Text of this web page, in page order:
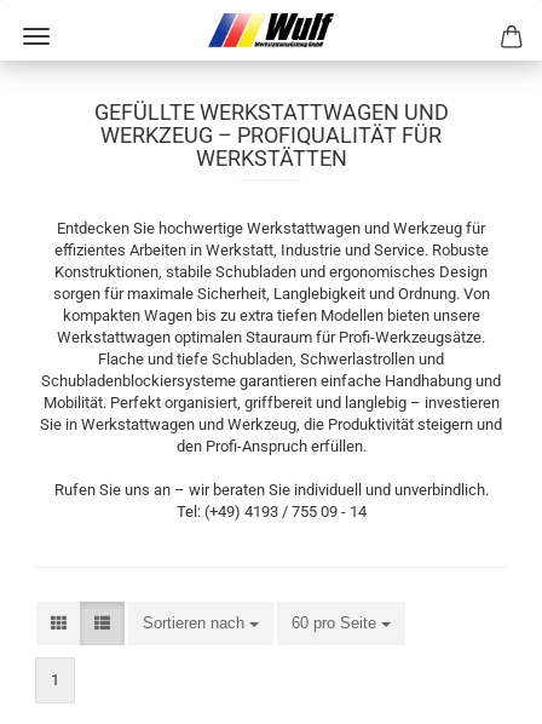
GEFÜLLTE WERKSTATTWAGEN UND
WERKZEUG – PROFIQUALITÄT FÜR
WERKSTÄTTEN
Entdecken Sie hochwertige Werkstattwagen und Werkzeug für
effizientes Arbeiten in Werkstatt, Industrie und Service. Robuste
Konstruktionen, stabile Schubladen und ergonomisches Design
sorgen für maximale Sicherheit, Langlebigkeit und Ordnung. Von
kompakten Wagen bis zu extra tiefen Modellen bieten unsere
Werkstattwagen optimalen Stauraum für Profi-Werkzeugsätze.
Flache und tiefe Schubladen, Schwerlastrollen und
Schubladenblockiersysteme garantieren einfache Handhabung und
Mobilität. Perfekt organisiert, griffbereit und langlebig – investieren
Sie in Werkstattwagen und Werkzeug, die Produktivität steigern und
den Profi-Anspruch erfüllen.
Rufen Sie uns an – wir beraten Sie individuell und unverbindlich.
Tel: (+49) 4193 / 755 09 - 14
Sortieren nach 60 pro Seite
1